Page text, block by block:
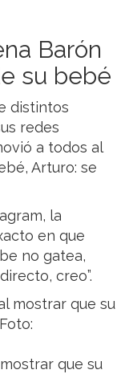
Barón
su bebé
distintos
redes
a todos al
Arturo: se
la
en que
no gatea,
creo”.
que su